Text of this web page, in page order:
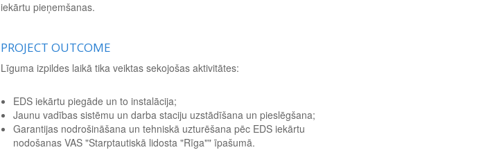
iekārtu pieņemšanas.
PROJECT OUTCOME
Līguma izpildes laikā tika veiktas sekojošas aktivitātes:
EDS iekārtu piegāde un to instalācija;
Jaunu vadības sistēmu un darba staciju uzstādīšana un pieslēgšana;
Garantijas nodrošināšana un tehniskā uzturēšana pēc EDS iekārtu
nodošanas VAS "Starptautiskā lidosta "Rīga"" īpašumā.